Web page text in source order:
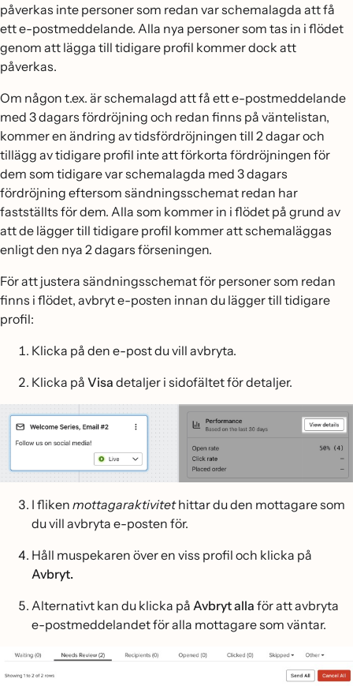
påverkas inte personer som redan var schemalagda att få
ett e-postmeddelande. Alla nya personer som tas in i flödet
genom att lägga till tidigare profil kommer dock att
påverkas.
Om någon t.ex. är schemalagd att få ett e-postmeddelande
med 3 dagars fördröjning och redan finns på väntelistan,
kommer en ändring av tidsfördröjningen till 2 dagar och
tillägg av tidigare profil inte att förkorta fördröjningen för
dem som tidigare var schemalagda med 3 dagars
fördröjning eftersom sändningsschemat redan har
fastställts för dem. Alla som kommer in i flödet på grund av
att de lägger till tidigare profil kommer att schemaläggas
enligt den nya 2 dagars förseningen.
För att justera sändningsschemat för personer som redan
finns i flödet, avbryt e-posten innan du lägger till tidigare
profil:
Klicka på den e-post du vill avbryta.
Klicka på Visa detaljer i sidofältet för detaljer.
I fliken mottagaraktivitethittar du den mottagare som
du vill avbryta e-posten för.
Håll muspekaren över en viss profil och klicka på
Avbryt.
Alternativt kan du klicka på Avbryt alla för att avbryta
e-postmeddelandet för alla mottagare som väntar.